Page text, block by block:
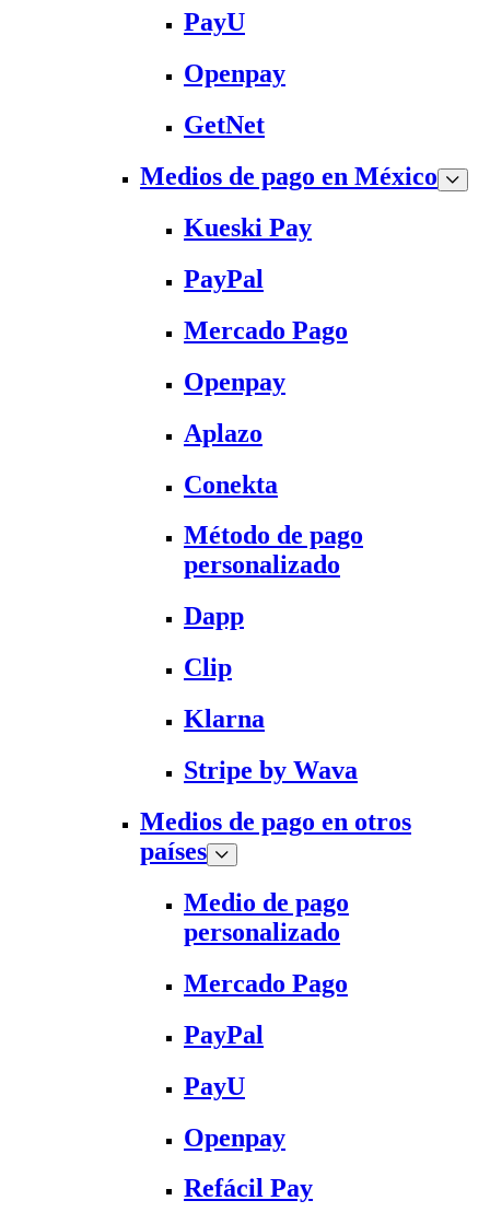
PayU
Openpay
GetNet
Medios de pago en México
Kueski Pay
PayPal
Mercado Pago
Openpay
Aplazo
Conekta
Método de pago
personalizado
Dapp
Clip
Klarna
Stripe by Wava
Medios de pago en otros
países
Medio de pago
personalizado
Mercado Pago
PayPal
PayU
Openpay
Refácil Pay